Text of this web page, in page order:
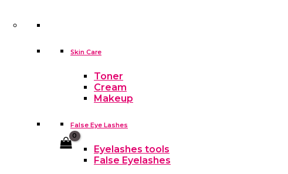
Skin Care
Toner
Cream
Makeup
False Eye Lashes
Eyelashes tools
False Eyelashes
Household